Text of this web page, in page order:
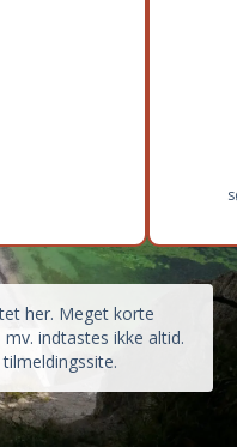
her. Meget korte
indtastes ikke altid.